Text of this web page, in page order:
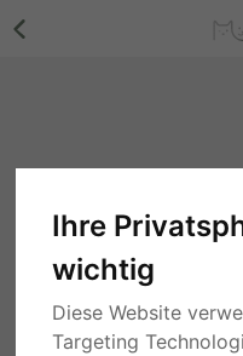
Ihre
wichtig
Diese Website
Targeting